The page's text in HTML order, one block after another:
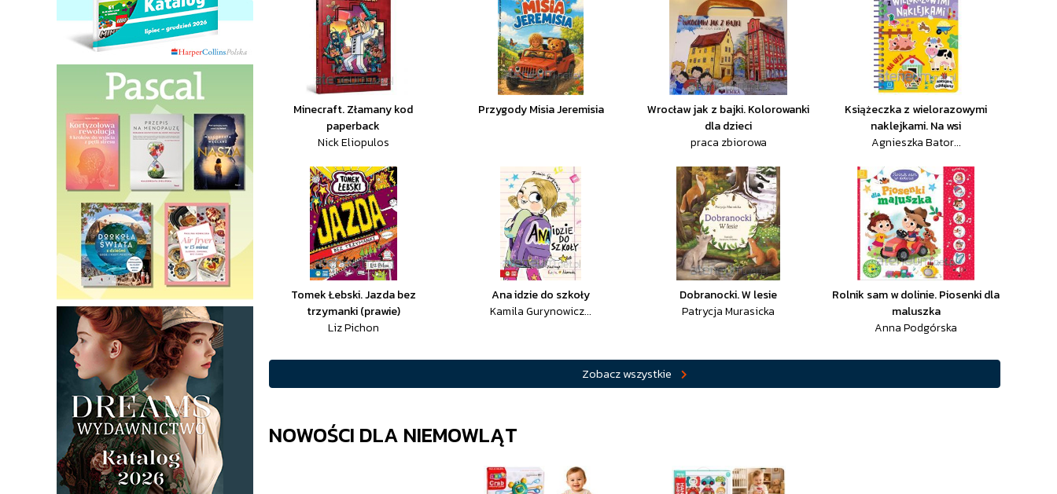
Minecraft. Złamany kod
paperback
Nick Eliopulos
Przygody Misia Jeremisia
Wrocław jak z bajki. Kolorowanki
dla dzieci
praca zbiorowa
Książeczka z wielorazowymi
naklejkami. Na wsi
Agnieszka Bator...
Tomek Łebski. Jazda bez
trzymanki (prawie)
Liz Pichon
Ana idzie do szkoły
Kamila Gurynowicz...
Dobranocki. W lesie
Patrycja Murasicka
Rolnik sam w dolinie. Piosenki dla
maluszka
Anna Podgórska
Zobacz wszystkie
NOWOŚCI DLA NIEMOWLĄT